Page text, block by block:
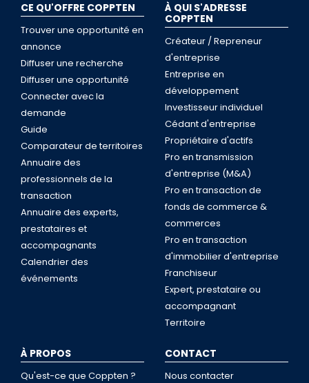
CE QU'OFFRE COPPTEN
Trouver une opportunité en
annonce
Diffuser une recherche
Diffuser une opportunité
Connecter avec la
demande
Guide
Comparateur de territoires
Annuaire des
professionnels de la
transaction
Annuaire des experts,
prestataires et
accompagnants
Calendrier des
événements
À QUI S'ADRESSE
COPPTEN
Créateur / Repreneur
d'entreprise
Entreprise en
développement
Investisseur individuel
Cédant d'entreprise
Propriétaire d'actifs
Pro en transmission
d'entreprise (M&A)
Pro en transaction de
fonds de commerce &
commerces
Pro en transaction
d'immobilier d'entreprise
Franchiseur
Expert, prestataire ou
accompagnant
Territoire
À PROPOS
Qu'est-ce que Coppten ?
CONTACT
Nous contacter